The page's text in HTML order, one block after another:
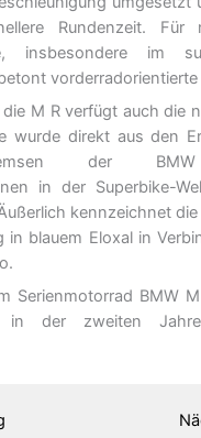
Rundenzeit. Für
insbesondere im
M R verfügt auch die
wurde direkt aus den
der
in der Superbike-
kennzeichnet
in blauem Eloxal in
Serienmotorrad BMW
in der zweiten